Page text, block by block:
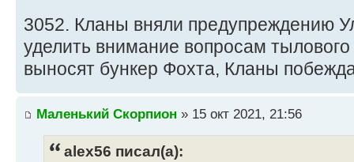
3052. Кланы вняли предупреждению
уделить внимание вопросам
выносят бункер Фохта, Кланы
Маленький Скорпион » 15 окт 2021, 21:56
alex56 писал(а):